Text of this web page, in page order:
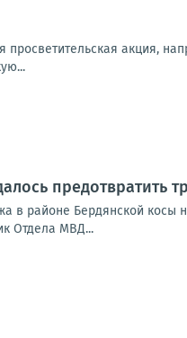
просветительская акция,
предотвратить
в районе Бердянской косы
Отдела МВД...